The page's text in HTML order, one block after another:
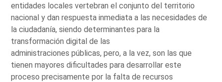
entidades locales vertebran el conjunto del territorio
nacional y dan respuesta inmediata a las necesidades de
la ciudadanía, siendo determinantes para la
transformación digital de las
administraciones públicas, pero, a la vez, son las que
tienen mayores dificultades para desarrollar este
proceso precisamente por la falta de recursos